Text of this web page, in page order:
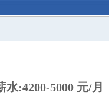
水:4200-5000 元/月